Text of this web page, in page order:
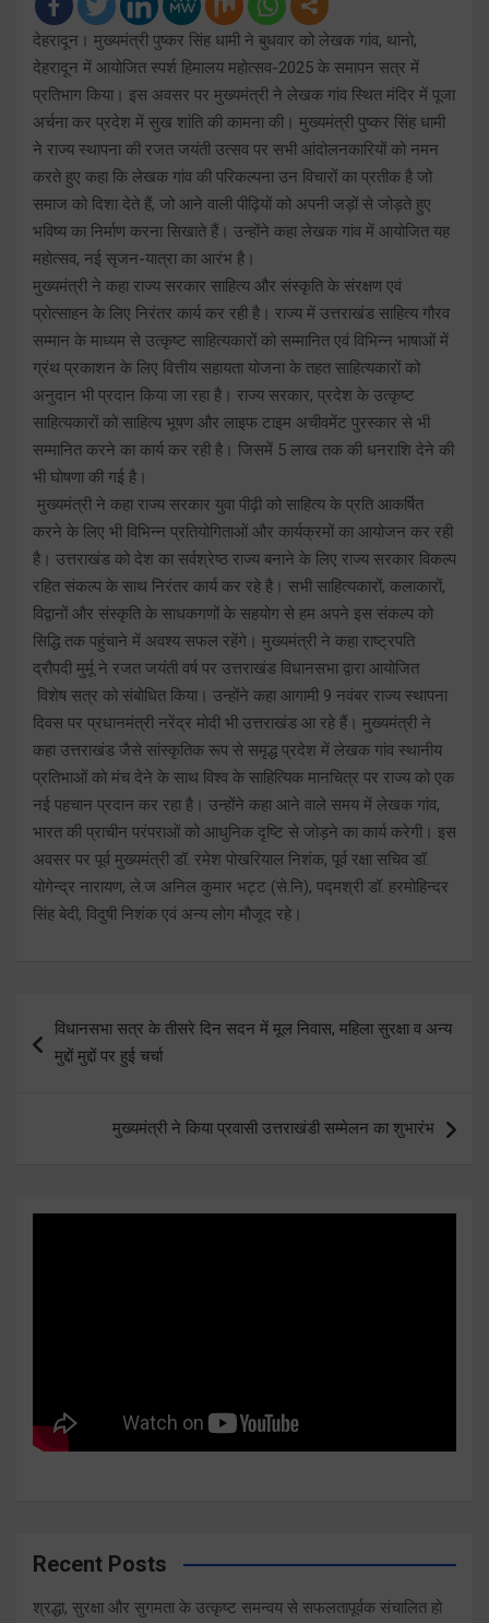
देहरादून। मुख्यमंत्री पुष्कर सिंह धामी ने बुधवार को लेखक गांव, थानो,
देहरादून में आयोजित स्पर्श हिमालय महोत्सव-2025 के समापन सत्र में
प्रतिभाग किया। इस अवसर पर मुख्यमंत्री ने लेखक गांव स्थित मंदिर में पूजा
अर्चना कर प्रदेश में सुख शांति की कामना की। मुख्यमंत्री पुष्कर सिंह धामी
ने राज्य स्थापना की रजत जयंती उत्सव पर सभी आंदोलनकारियों को नमन
करते हुए कहा कि लेखक गांव की परिकल्पना उन विचारों का प्रतीक है जो
समाज को दिशा देते हैं, जो आने वाली पीढ़ियों को अपनी जड़ों से जोड़ते हुए
भविष्य का निर्माण करना सिखाते हैं। उन्होंने कहा लेखक गांव में आयोजित यह
महोत्सव, नई सृजन-यात्रा का आरंभ है।
मुख्यमंत्री ने कहा राज्य सरकार साहित्य और संस्कृति के संरक्षण एवं
प्रोत्साहन के लिए निरंतर कार्य कर रही है। राज्य में उत्तराखंड साहित्य गौरव
सम्मान के माध्यम से उत्कृष्ट साहित्यकारों को सम्मानित एवं विभिन्न भाषाओं में
ग्रंथ प्रकाशन के लिए वित्तीय सहायता योजना के तहत साहित्यकारों को
अनुदान भी प्रदान किया जा रहा है। राज्य सरकार, प्रदेश के उत्कृष्ट
साहित्यकारों को साहित्य भूषण और लाइफ टाइम अचीवमेंट पुरस्कार से भी
सम्मानित करने का कार्य कर रही है। जिसमें 5 लाख तक की धनराशि देने की
भी घोषणा की गई है।
मुख्यमंत्री ने कहा राज्य सरकार युवा पीढ़ी को साहित्य के प्रति आकर्षित
करने के लिए भी विभिन्न प्रतियोगिताओं और कार्यक्रमों का आयोजन कर रही
है। उत्तराखंड को देश का सर्वश्रेष्ठ राज्य बनाने के लिए राज्य सरकार विकल्प
रहित संकल्प के साथ निरंतर कार्य कर रहे है। सभी साहित्यकारों, कलाकारों,
विद्वानों और संस्कृति के साधकगणों के सहयोग से हम अपने इस संकल्प को
सिद्धि तक पहुंचाने में अवश्य सफल रहेंगे। मुख्यमंत्री ने कहा राष्ट्रपति
द्रौपदी मुर्मू ने रजत जयंती वर्ष पर उत्तराखंड विधानसभा द्वारा आयोजित
विशेष सत्र को संबोधित किया। उन्होंने कहा आगामी 9 नवंबर राज्य स्थापना
दिवस पर प्रधानमंत्री नरेंद्र मोदी भी उत्तराखंड आ रहे हैं। मुख्यमंत्री ने
कहा उत्तराखंड जैसे सांस्कृतिक रूप से समृद्ध प्रदेश में लेखक गांव स्थानीय
प्रतिभाओं को मंच देने के साथ विश्व के साहित्यिक मानचित्र पर राज्य को एक
नई पहचान प्रदान कर रहा है। उन्होंने कहा आने वाले समय में लेखक गांव,
भारत की प्राचीन परंपराओं को आधुनिक दृष्टि से जोड़ने का कार्य करेगी। इस
अवसर पर पूर्व मुख्यमंत्री डॉ. रमेश पोखरियाल निशंक, पूर्व रक्षा सचिव डॉ.
योगेन्द्र नारायण, ले.ज अनिल कुमार भट्ट (से.नि), पद्मश्री डॉ. हरमोहिन्दर
सिंह बेदी, विदुषी निशंक एवं अन्य लोग मौजूद रहे।
navigation
विधानसभा सत्र के तीसरे दिन सदन में मूल निवास, महिला सुरक्षा व अन्य
मुद्दों मुद्दों पर हुई चर्चा
मुख्यमंत्री ने किया प्रवासी उत्तराखंडी सम्मेलन का शुभारंभ
Recent Posts
श्रद्धा, सुरक्षा और सुगमता के उत्कृष्ट समन्वय से सफलतापूर्वक संचालित हो